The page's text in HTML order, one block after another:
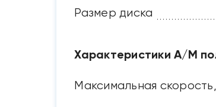
Размер диска
Характеристики А/М
Максимальная